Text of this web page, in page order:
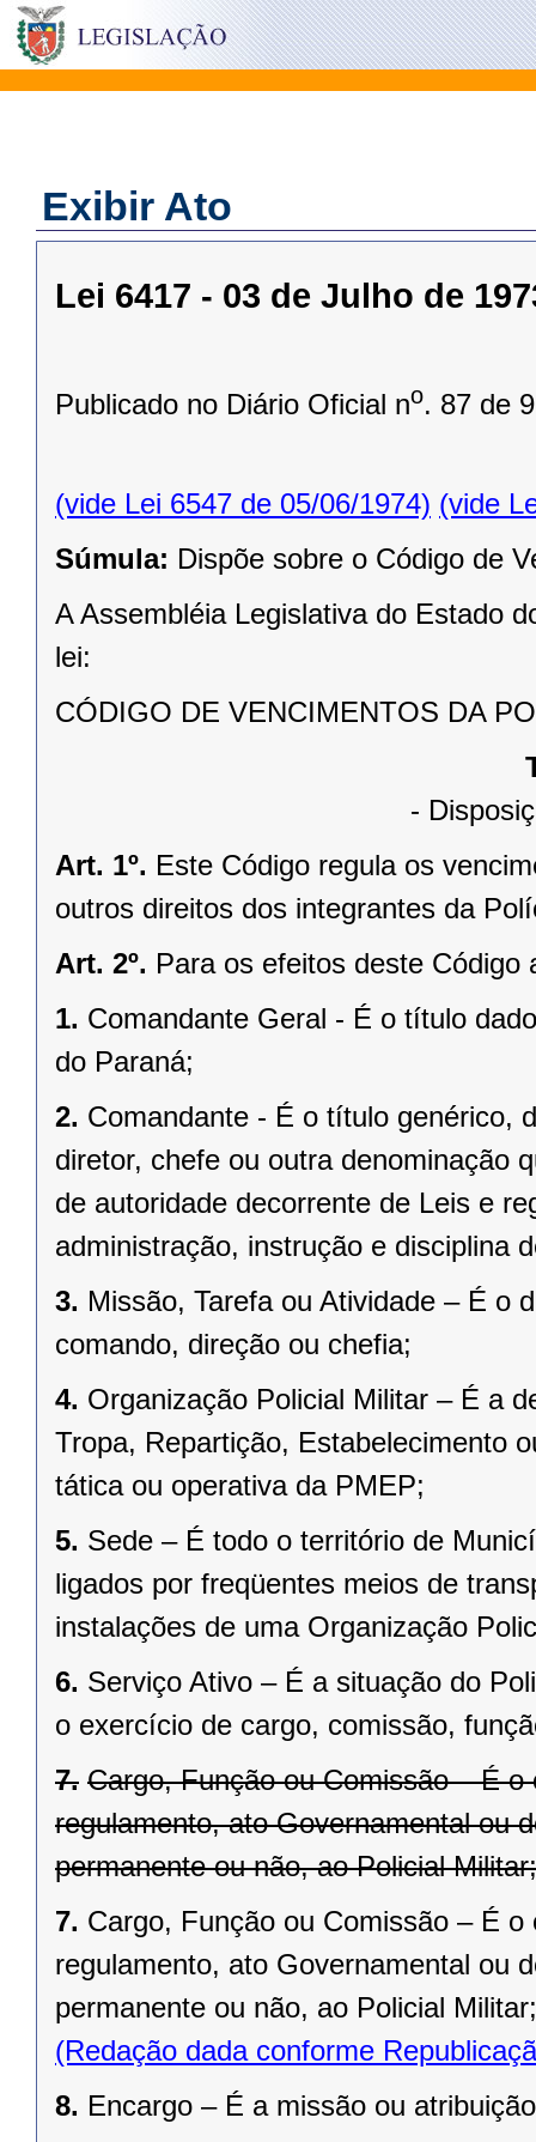
Exibir Ato
Lei 6417 - 03 de Julho de
Publicado no Diário Oficial no. 87 de
(vide Lei 6547 de 05/06/1974) (vide
Súmula: Dispõe sobre o Código de
A Assembléia Legislativa do Estado
lei:
CÓDIGO DE VENCIMENTOS DA
-
Art. 1º. Este Código regula os
outros direitos dos integrantes da
Art. 2º. Para os efeitos deste
1. Comandante Geral - É o título
do Paraná;
2. Comandante - É o título genérico,
diretor, chefe ou outra denominação
de autoridade decorrente de Leis e
administração, instrução e disciplina
3. Missão, Tarefa ou Atividade – É o
comando, direção ou chefia;
4. Organização Policial Militar – É a
Tropa, Repartição, Estabelecimento
tática ou operativa da PMEP;
5. Sede – É todo o território de
ligados por freqüentes meios de
instalações de uma Organização
6. Serviço Ativo – É a situação do
o exercício de cargo, comissão,
7. Cargo, Função ou Comissão – É
regulamento, ato Governamental ou
permanente ou não, ao Policial Militar;
7. Cargo, Função ou Comissão – É
regulamento, ato Governamental ou
permanente ou não, ao Policial Militar;
(Redação dada conforme
8. Encargo – É a missão ou